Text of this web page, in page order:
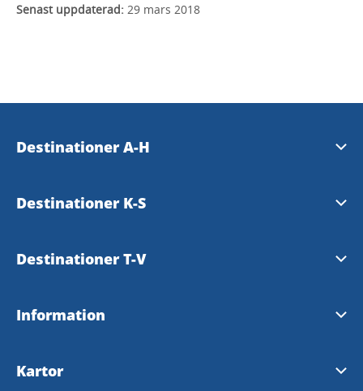
Senast uppdaterad: 29 mars 2018
Destinationer A-H
Essunga
Gullspång
Hjo
Destinationer K-S
Karlsborg
Skara
Destinationer T-V
Tibro
Information
Tillgänglighetsredogörelse
Kartor